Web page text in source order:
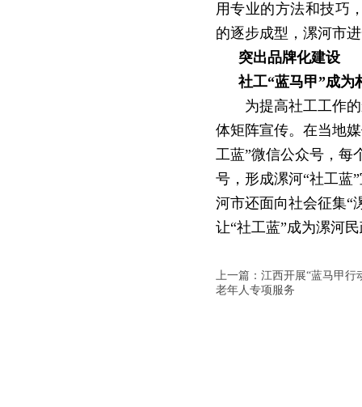
用专业的方法和技巧
的逐步成型，漯河市
突出品牌化建设
社工“蓝马甲”成为
为提高社工工作
体矩阵宣传。在当地
工蓝”微信公众号，每
号，形成漯河“社工蓝
河市还面向社会征集“
让“社工蓝”成为漯河
上一篇：江西开展“蓝马甲行
老年人专项服务